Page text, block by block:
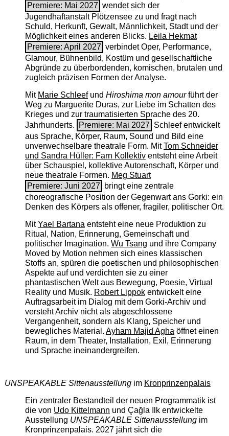
Premiere: Mai 2027 wendet sich der
Jugendhaftanstalt Plötzensee zu und fragt nach
Schuld, Herkunft, Gewalt, Männlichkeit, Stadt und der
Möglichkeit eines anderen Blicks. Leila Hekmat
Premiere: April 2027 verbindet Oper, Performance,
Glamour, Bühnenbild, Kostüm und gesellschaftliche
Abgründe zu überbordenden, komischen, brutalen und
zugleich präzisen Formen der Analyse.
Mit Marie Schleefund Hiroshima mon amourführt der
Weg zu Marguerite Duras, zur Liebe im Schatten des
Krieges und zur traumatisierten Sprache des 20.
Jahrhunderts.
Premiere: Mai 2027 Schleef entwickelt
aus Sprache, Körper, Raum, Sound und Bild eine
unverwechselbare theatrale Form. MitTom Schneider
und Sandra Hüller: Farn Kollektiventsteht eine Arbeit
über Schauspiel, kollektive Autorenschaft, Körper und
neue theatrale Formen. Meg Stuart
Premiere: Juni 2027
bringt eine zentrale
choreografische Position der Gegenwart ans Gorki: ein
Denken des Körpers als offener, fragiler, politischer Ort.
MitYael Bartanaentsteht eine neue Produktion zu
Ritual, Nation, Erinnerung, Gemeinschaft und
politischer Imagination. Wu Tsang und ihre Company
Moved by Motion nehmen sich eines klassischen
Stoffs an, spüren die poetischen und philosophischen
Aspekte auf und verdichten sie zu einer
phantastischen Welt aus Bewegung, Poesie, Virtual
Reality und Musik. Robert Lippokentwickelt eine
Auftragsarbeit im Dialog mit dem Gorki-Archiv und
versteht Archiv nicht als abgeschlossene
Vergangenheit, sondern als Klang, Speicher und
bewegliches Material. Ayham Majid Aghaöffnet einen
Raum, in dem Theater, Installation, Exil, Erinnerung
und Sprache ineinandergreifen.
UNSPEAKABLE Sittenausstellungim Kronprinzenpalais
Ein zentraler Bestandteil der neuen Programmatik ist
die von Udo Kittelmann und Çağla Ilk entwickelte
Ausstellung UNSPEAKABLE Sittenausstellungim
Kronprinzenpalais. 2027 jährt sich die